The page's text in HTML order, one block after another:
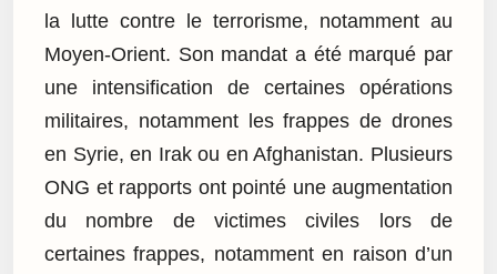
la lutte contre le terrorisme, notamment au
Moyen-Orient. Son mandat a été marqué par
une intensification de certaines opérations
militaires, notamment les frappes de drones
en Syrie, en Irak ou en Afghanistan. Plusieurs
ONG et rapports ont pointé une augmentation
du nombre de victimes civiles lors de
certaines frappes, notamment en raison d’un